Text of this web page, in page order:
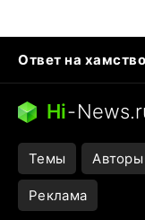
Ответ на хамство
Бензин 100 и 95
Следующая
Hi-
Темы Авторы
Реклама